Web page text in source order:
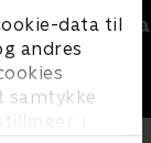
data til
andres
samtykke
i
Nyheder